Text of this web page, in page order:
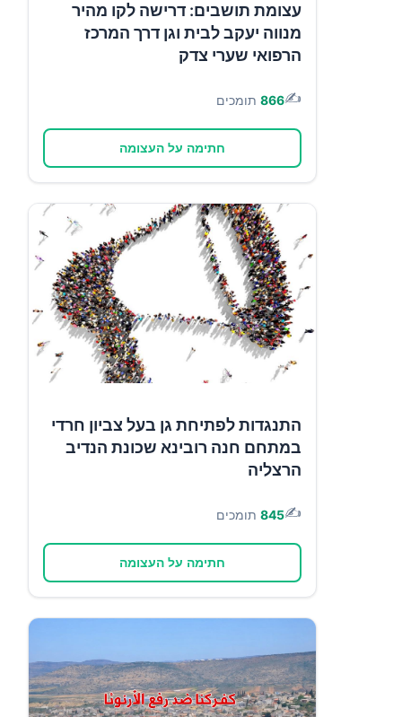
עצומת תושבים: דרישה לקו מהיר
מנווה יעקב לבית וגן דרך המרכז
הרפואי שערי צדק
✍️
866 תומכים
חתימה על העצומה
התנגדות לפתיחת גן בעל צביון חרדי
במתחם חנה רובינא שכונת הנדיב
הרצליה
✍️
845 תומכים
חתימה על העצומה